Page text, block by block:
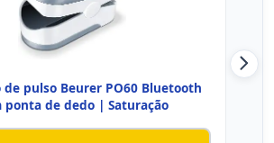
pulso Beurer PO60 Bluetooth
ponta de dedo | Saturação